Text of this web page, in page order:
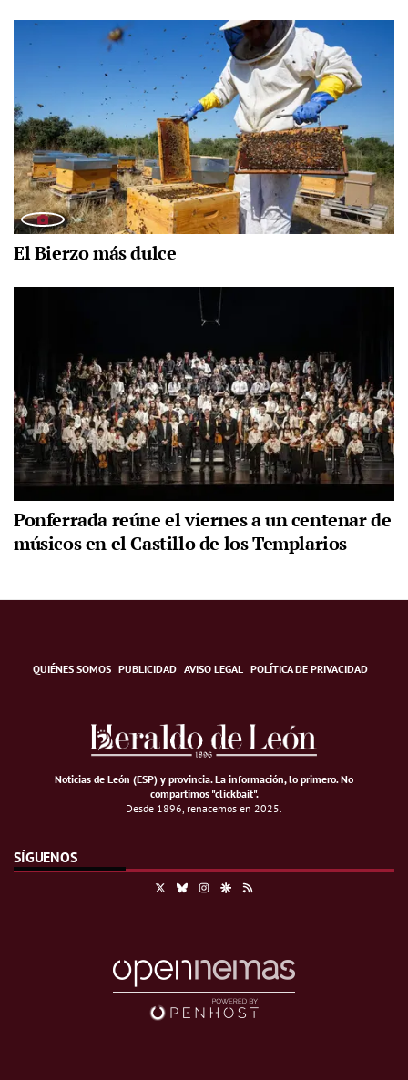
El Bierzo más dulce
Ponferrada reúne el viernes a un centenar de
músicos en el Castillo de los Templarios
QUIÉNES SOMOS PUBLICIDAD AVISO LEGAL POLÍTICA DE PRIVACIDAD
Noticias de León (ESP) y provincia. La información, lo primero.No
compartimos "clickbait".
Desde 1896, renacemos en 2025.
SÍGUENOS
BlueskyInstagramGoogle Discover